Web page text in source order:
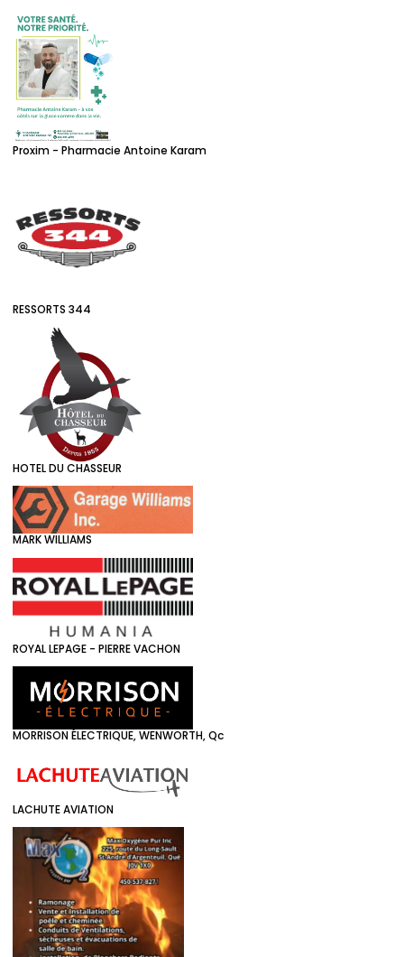
Proxim - Pharmacie Antoine Karam
RESSORTS 344
HOTEL DU CHASSEUR
MARK WILLIAMS
ROYAL LEPAGE - PIERRE VACHON
MORRISON ÉLECTRIQUE, WENWORTH, Qc
LACHUTE AVIATION